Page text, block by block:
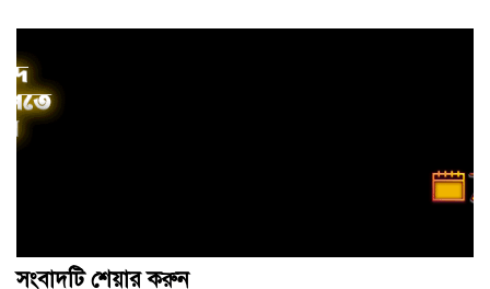
সংবাদটি শেয়ার করুন